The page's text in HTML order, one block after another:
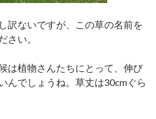
訳ないですが、この草の名前を
さい。
は植物さんたちにとって、伸び
んでしょうね。草丈は30cmぐら